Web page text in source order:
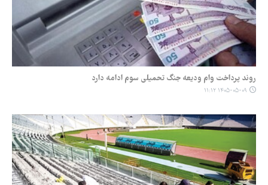
روند پرداخت وام ودیعه جنگ تحمیلی سوم ادامه دارد
۱۴۰۵-۰۵-۰۹ ۱۱:۱۲